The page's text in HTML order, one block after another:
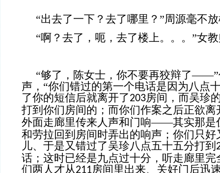
“出去了一下？去了哪里？”周源毫不
“啊？去了，呃，去了楼上。。。”女
“够了，陈女士，你不要再狡辩了
声，“你们错过的第一个电话是因为八点
了你的短信后就离开了203房间，而吴珍
打到你们房间的；而你们作案之后正欲离
外面走廊里传来人声和门响——其实那是
和劳拉回到房间时弄出的响声；你们只好
儿、于是又错过了吴珍八点五十五分打到
话；这时已经是九点过十分，听走廊里
们两人才从211房间里出来、关好门后迅